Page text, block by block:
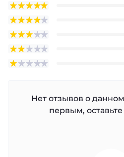
Нет отзывов о данном
первым,